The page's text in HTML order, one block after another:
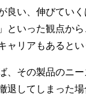
良い、伸びてい
といった観点か
ャリアもあるとい
、その製品のニ
退してしまった